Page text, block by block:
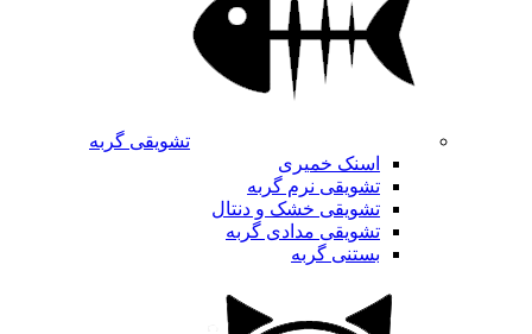
تشویقی گربه
اسنک خمیری
تشویقی نرم گربه
تشویقی خشک و دنتال
تشویقی مدادی گربه
بستنی گربه